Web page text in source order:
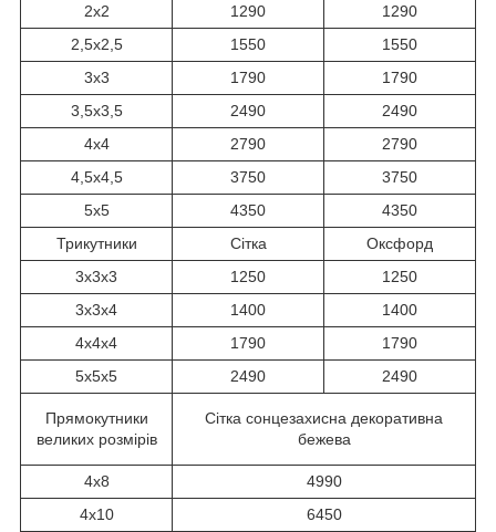
2x2
1290
1290
2,5x2,5
1550
1550
3x3
1790
1790
3,5x3,5
2490
2490
4x4
2790
2790
4,5х4,5
3750
3750
5x5
4350
4350
Трикутники
Сітка
Оксфорд
3x3x3
1250
1250
3x3x4
1400
1400
4x4x4
1790
1790
5x5x5
2490 2490
Прямокутники
великих розмірів
Сітка сонцезахисна декоративна
бежева
4x8
4990
4x10
6450